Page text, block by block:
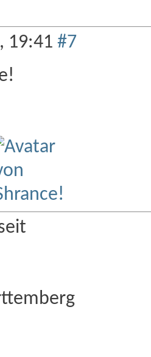
19:41 #7